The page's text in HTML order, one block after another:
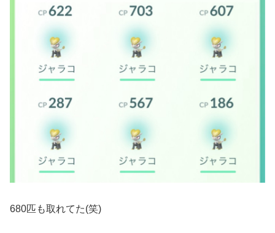
680匹も取れてた(笑)